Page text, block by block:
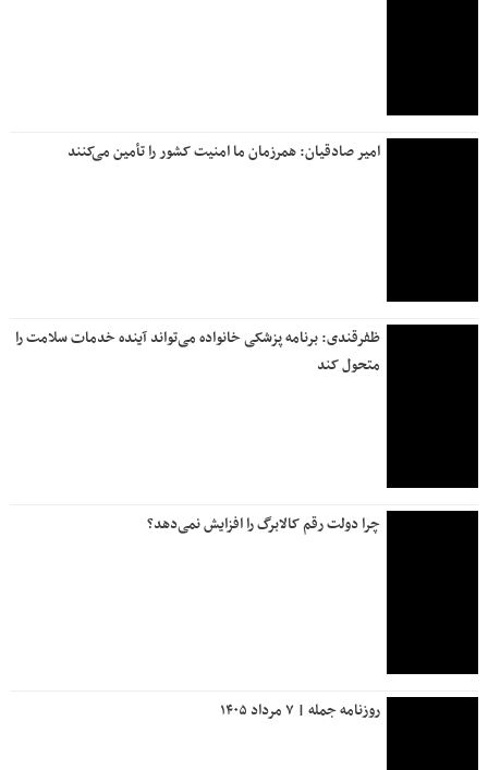
امیر صادقیان: همرزمان ما امنیت کشور را تأمین می‌کنند
ظفرقندی: برنامه پزشکی خانواده می‌تواند آینده خدمات سلامت را
متحول کند
چرا دولت رقم کالابرگ را افزایش نمی‌دهد؟
روزنامه جمله | ۷ مرداد ۱۴۰۵